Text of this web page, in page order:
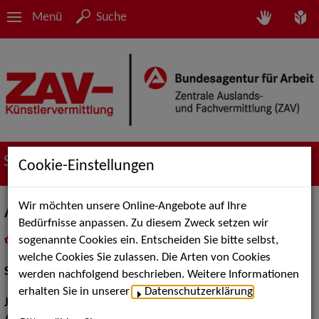
Menü Suche
Suche nach Künstler*innen
Arnold, Maria
als PDF speichern
inMeine Merklistelegen
Schauspiel:Bühne
Jahrgang:
Cookie-Einstellungen
Wir möchten unsere Online-Angebote auf Ihre
Bedürfnisse anpassen. Zu diesem Zweck setzen wir
sogenannte Cookies ein. Entscheiden Sie bitte selbst,
welche Cookies Sie zulassen. Die Arten von Cookies
werden nachfolgend beschrieben. Weitere Informationen
erhalten Sie in unserer
Datenschutzerklärung